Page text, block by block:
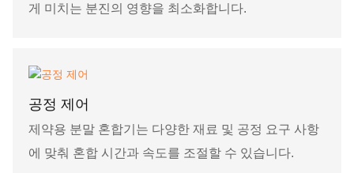
게 미치는 분진의 영향을 최소화합니다.
공정 제어
제약용 분말 혼합기는 다양한 재료 및 공정 요구 사항
에 맞춰 혼합 시간과 속도를 조절할 수 있습니다.